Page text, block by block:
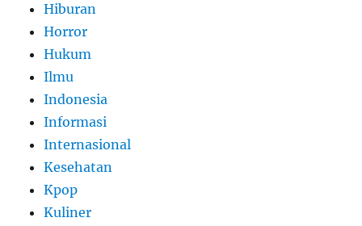
Hiburan
Horror
Hukum
Ilmu
Indonesia
Informasi
Internasional
Kesehatan
Kpop
Kuliner